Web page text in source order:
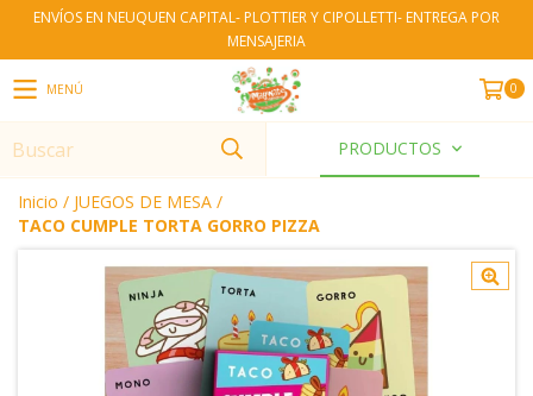
ENVÍOS EN NEUQUEN CAPITAL- PLOTTIER Y CIPOLLETTI- ENTREGA POR
MENSAJERIA
MENÚ 0
PRODUCTOS
Inicio / JUEGOS DE MESA /
TACO CUMPLE TORTA GORRO PIZZA